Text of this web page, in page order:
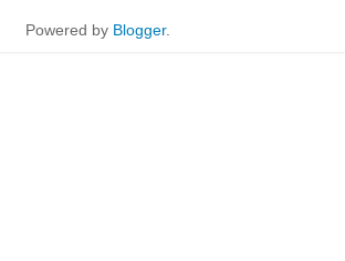
Powered by Blogger.